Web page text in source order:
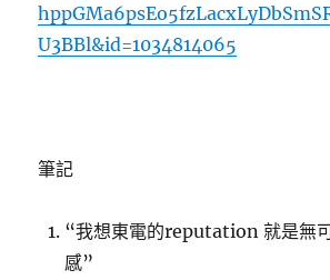
U3BBl&id=1034814065
筆記
“我想東電的reputation 就是無
感”